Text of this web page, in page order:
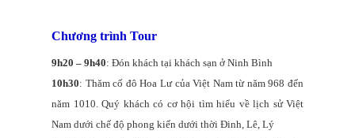
Chương trình Tour
9h20 – 9h40: Đón khách tại khách sạn ở Ninh Bình
10h30: Thăm cố đô Hoa Lư của Việt Nam từ năm 968 đến
năm 1010. Quý khách có cơ hội tìm hiểu về lịch sử Việt
Nam dưới chế độ phong kiến ​​dưới thời Đinh, Lê, Lý